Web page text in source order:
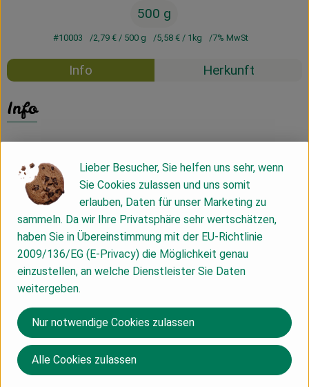
500 g
#10003 2,79 €/ 500 g 5,58 €/ 1kg 7% MwSt
Info Herkunft
Info
Produktinformationen
Zutaten
Nährwert-Info
Produktdatenblatt
Lieber Besucher, Sie helfen uns sehr, wenn
Sie Cookies zulassen und uns somit
erlauben, Daten für unser Marketing zu
sammeln. Da wir Ihre Privatsphäre sehr wertschätzen,
haben Sie in Übereinstimmung mit der EU-Richtlinie
2009/136/EG (E-Privacy) die Möglichkeit genau
einzustellen, an welche Dienstleister Sie Daten
weitergeben.
Nur notwendige Cookies zulassen
Alle Cookies zulassen